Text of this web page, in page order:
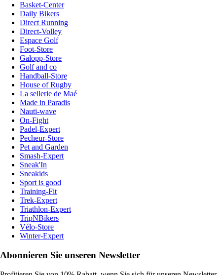
Basket-Center
Daily Bikers
Direct Running
Direct-Volley
Espace Golf
Foot-Store
Galopp-Store
Golf and co
Handball-Store
House of Rugby
La sellerie de Maé
Made in Paradis
Nauti-wave
On-Fight
Padel-Expert
Pecheur-Store
Pet and Garden
Smash-Expert
Sneak'In
Sneakids
Sport is good
Training-Fit
Trek-Expert
Triathlon-Expert
TripNBikers
Vélo-Store
Winter-Expert
Abonnieren Sie unseren Newsletter